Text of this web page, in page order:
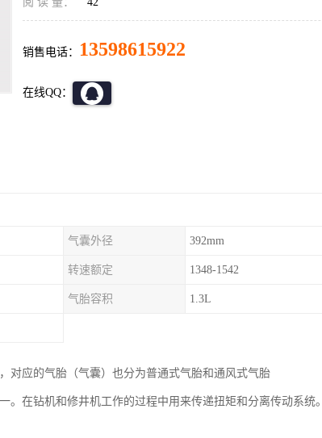
销售电话： 13598615922
在线QQ：
气囊外径 392mm
转速额定 1348-1542
气胎容积 1.3L
对应的气胎（气囊）也分为普通式气胎和通风式气胎
在钻机和修井机工作的过程中用来传递扭矩和分离传动系统。